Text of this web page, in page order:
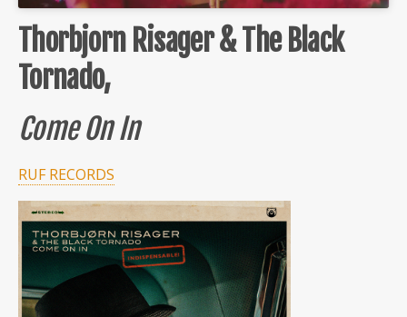
Thorbjorn Risager & The Black
Tornado,
Come On In
RUF RECORDS